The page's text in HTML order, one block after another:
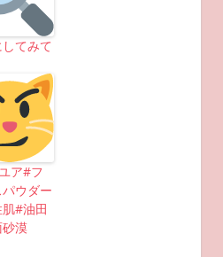
てみて
ア#フ
ウダー
肌#油田
砂漠